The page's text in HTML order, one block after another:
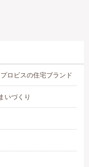
ロビスの住宅ブランド
いづくり